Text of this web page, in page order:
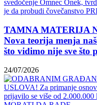
TAMNA MATERIJA
Nova teorija menja
što vidimo nije sve što
24/07/2026